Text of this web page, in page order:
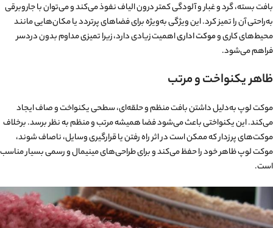
بافت بسته، گرد و غبار و آلودگی کمتر درون الیاف نفوذ می‌کند و می‌توان با جاروبرقی
به‌راحتی آن را تمیز کرد. این ویژگی به‌ویژه برای فضاهای پرتردد یا مکان‌هایی مانند
محیط‌های کاری وموکت اداریاهمیت زیادی دارد، زیرا تمیزی مداوم بدون دردسر
فراهم می‌شود.
ظاهر یکنواخت و مرتب
موکت لوپ به‌دلیل داشتن بافت منظم و حلقه‌ای، سطحی یکنواخت و صاف ایجاد
می‌کند. این یکنواختی باعث می‌شود فضا همیشه مرتب و منظم به نظر برسد. برخلاف
موکت‌های پرزدار که ممکن است در اثر راه رفتن یا قرارگیری وسایل، ناصاف شوند،
موکت لوپ ظاهر خود را حفظ می‌کند و برای طراحی‌های مینیمال و رسمی بسیار مناسب
است.